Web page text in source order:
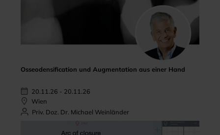
Osseodensification und Augmentation aus einer Hand
20.11.26 - 20.11.26
Wien
Priv. Doz. Dr. Michael Weinländer